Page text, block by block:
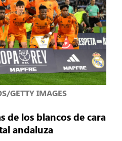
GETTY IMAGES
de los blancos de cara
andaluza